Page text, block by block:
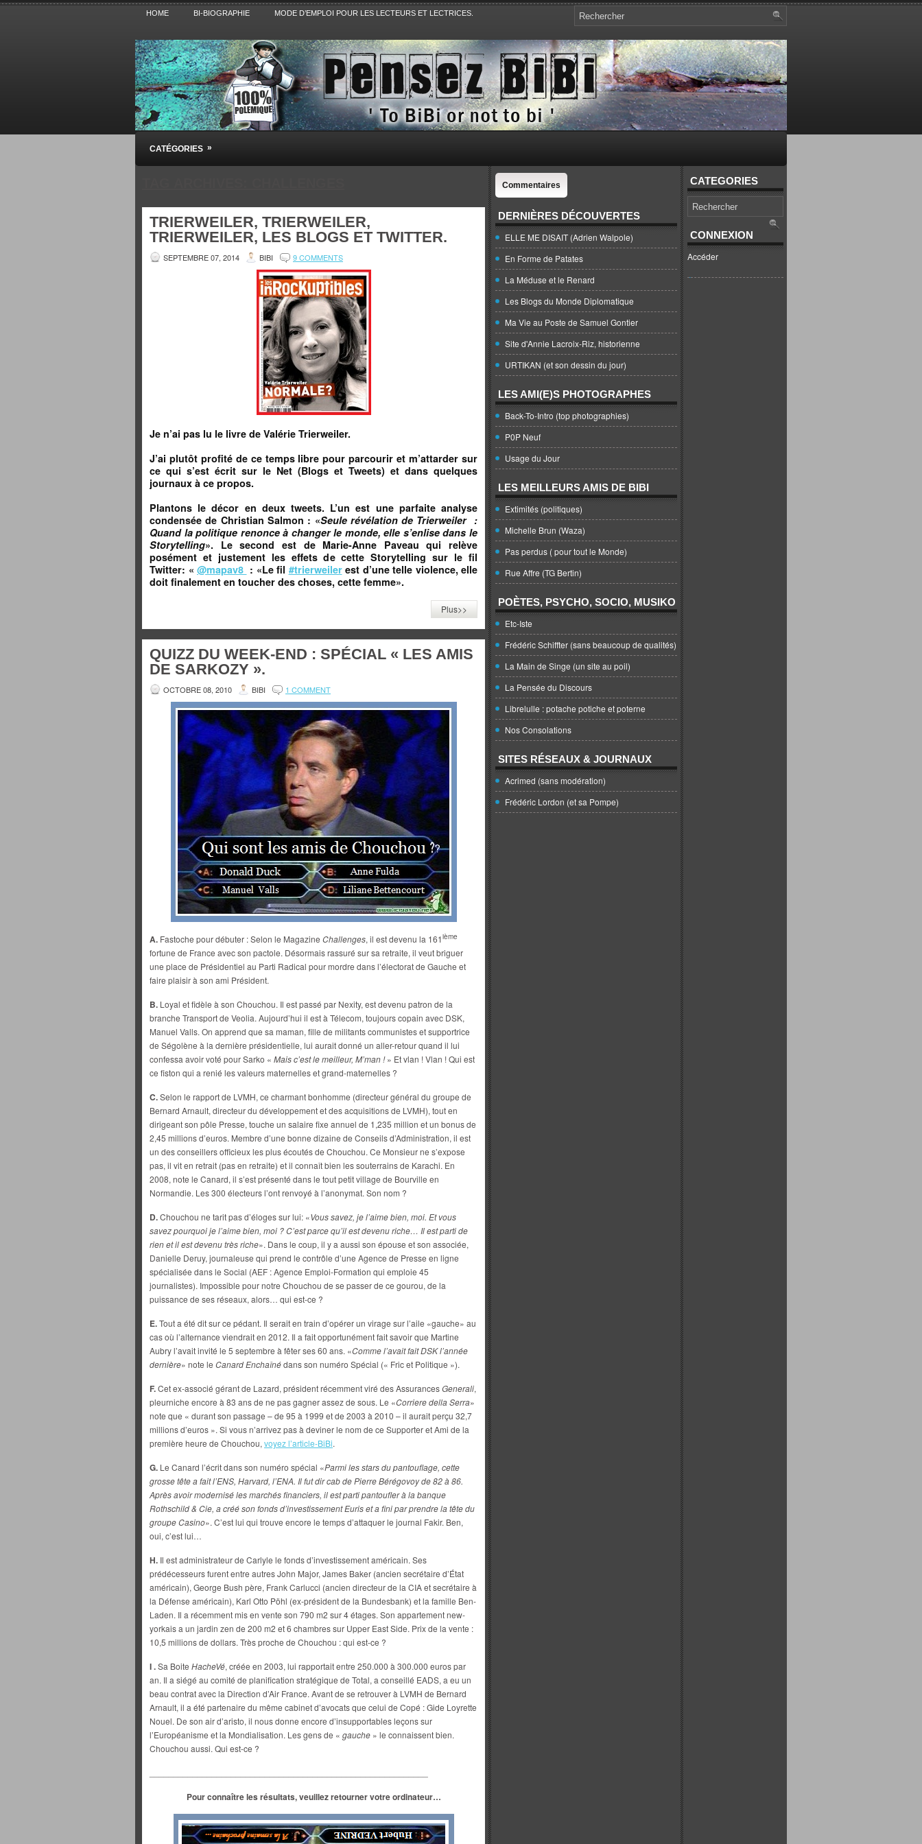
HOME BI-BIOGRAPHIE MODE D’EMPLOI POUR LES LECTEURS ET LECTRICES.
Pensez BiBi
Blog polémique sur l'Actualité, la Culture, la Politique, le Sport,. Avec Revue de presse et de blogs.
CATÉGORIES »
TRIERWEILER, TRIERWEILER,
TRIERWEILER, LES BLOGS ET TWITTER.
SEPTEMBRE 07, 2014 BIBI 9 COMMENTS
Je n’ai pas lu le livre de Valérie Trierweiler.
J’ai plutôt profité de ce temps libre pour parcourir et m’attarder sur
ce qui s’est écrit sur le Net (Blogs et Tweets) et dans quelques
journaux à ce propos.
Plantons le décor en deux tweets. L’un est une parfaite analyse
condensée de Christian Salmon : «Seule révélation de Trierweiler :
Quand la politique renonce à changer le monde, elle s’enlise dans le
Storytelling». Le second est de Marie-Anne Paveau qui relève
posément et justement les effets de cette Storytelling sur le fil
Twitter: « ‏@mapav8 : «Le fil #trierweilerest d’une telle violence, elle
doit finalement en toucher des choses, cette femme».
Plus>>
QUIZZ DU WEEK-END : SPÉCIAL « LES AMIS
DE SARKOZY ».
OCTOBRE 08, 2010 BIBI 1 COMMENT
A. Fastoche pour débuter : Selon le Magazine Challenges, il est devenu la 161ième
fortune de France avec son pactole. Désormais rassuré sur sa retraite, il veut briguer
une place de Présidentiel au Parti Radical pour mordre dans l’électorat de Gauche et
faire plaisir à son ami Président.
B. Loyal et fidèle à son Chouchou. Il est passé par Nexity, est devenu patron de la
branche Transport de Veolia. Aujourd’hui il est à Télecom, toujours copain avec DSK,
Manuel Valls. On apprend que sa maman, fille de militants communistes et supportrice
de Ségolène à la dernière présidentielle, lui aurait donné un aller-retour quand il lui
confessa avoir voté pour Sarko « Mais c’est le meilleur, M’man !» Et vlan ! Vlan ! Qui est
ce fiston qui a renié les valeurs maternelles et grand-maternelles ?
C.Selon le rapport de LVMH, ce charmant bonhomme (directeur général du groupe de
Bernard Arnault, directeur du développement et des acquisitions de LVMH), tout en
dirigeant son pôle Presse, touche un salaire fixe annuel de 1,235 million et un bonus de
2,45 millions d’euros. Membre d’une bonne dizaine de Conseils d’Administration, il est
un des conseillers officieux les plus écoutés de Chouchou. Ce Monsieur ne s’expose
pas, il vit en retrait (pas en retraite) et il connaît bien les souterrains de Karachi. En
2008, note le Canard, il s’est présenté dans le tout petit village de Bourville en
Normandie. Les 300 électeurs l’ont renvoyé à l’anonymat. Son nom ?
D.Chouchou ne tarit pas d’éloges sur lui: «Vous savez, je l’aime bien, moi. Et vous
savez pourquoi je l’aime bien, moi ? C’est parce qu’il est devenu riche… Il est parti de
rien et il est devenu très riche». Dans le coup, il y a aussi son épouse et son associée,
Danielle Deruy, journaleuse qui prend le contrôle d’une Agence de Presse en ligne
spécialisée dans le Social (AEF : Agence Emploi-Formation qui emploie 45
journalistes). Impossible pour notre Chouchou de se passer de ce gourou, de la
puissance de ses réseaux, alors… qui est-ce ?
E.Tout a été dit sur ce pédant. Il serait en train d’opérer un virage sur l’aile «gauche» au
cas où l’alternance viendrait en 2012. Il a fait opportunément fait savoir que Martine
Aubry l’avait invité le 5 septembre à fêter ses 60 ans. «Comme l’avait fait DSK l’année
dernière» note le Canard Enchaînédans son numéro Spécial (« Fric et Politique »).
F.Cet ex-associé gérant de Lazard, président récemment viré des AssurancesGenerali,
pleurniche encore à 83 ans de ne pas gagner assez de sous. Le «Corriere della Serra»
note que « durant son passage – de 95 à 1999 et de 2003 à 2010 – il aurait perçu 32,7
millions d’euros ». Si vous n’arrivez pas à deviner le nom de ce Supporter et Ami de la
première heure de Chouchou, voyez l’article-BiBi.
G. Le Canard l’écrit dans son numéro spécial «Parmi les stars du pantouflage, cette
grosse tête a fait l’ENS, Harvard, l’ENA. Il fut dir cab de Pierre Bérégovoy de 82 à 86.
Après avoir modernisé les marchés financiers, il est parti pantoufler à la banque
Rothschild & Cie, a créé son fonds d’investissement Euris et a fini par prendre la tête du
groupe Casino». C’est lui qui trouve encore le temps d’attaquer le journal Fakir. Ben,
oui, c’est lui…
H. Il est administrateur de Carlyle le fonds d’investissement américain. Ses
prédécesseurs furent entre autres John Major, James Baker (ancien secrétaire d’État
américain), George Bush père, Frank Carlucci (ancien directeur de la CIA et secrétaire à
la Défense américain), Karl Otto Pöhl (ex-président de la Bundesbank) et la famille Ben-
Laden. Il a récemment mis en vente son 790 m2 sur 4 étages. Son appartement new-
yorkais a un jardin zen de 200 m2 et 6 chambres sur Upper East Side. Prix de la vente :
10,5 millions de dollars. Très proche de Chouchou : qui est-ce ?
I .Sa Boite HacheVé, créée en 2003, lui rapportait entre 250.000 à 300.000 euros par
an. Il a siégé au comité de planification stratégique de Total, a conseillé EADS, a eu un
beau contrat avec la Direction d’Air France. Avant de se retrouver à LVMH de Bernard
Arnault, il a été partenaire du même cabinet d’avocats que celui de Copé : Gide Loyrette
Nouel. De son air d’aristo, il nous donne encore d’insupportables leçons sur
l’Européanisme et la Mondialisation. Les gens de « gauche » le connaissent bien.
Chouchou aussi. Qui est-ce ?
Pour connaître les résultats, veuillez retourner votre ordinateur…
Commentaires
DERNIÈRES DÉCOUVERTES
ELLE ME DISAIT (Adrien Walpole)
En Forme de Patates
La Méduse et le Renard
Les Blogs du Monde Diplomatique
Ma Vie au Poste de Samuel Gontier
Site d'Annie Lacroix-Riz, historienne
URTIKAN (et son dessin du jour)
LES AMI(E)S PHOTOGRAPHES
Back-To-Intro (top photographies)
P0P Neuf
Usage du Jour
LES MEILLEURS AMIS DE BIBI
Extimités (politiques)
Michelle Brun (Waza)
Pas perdus ( pour tout le Monde)
Rue Affre (TG Bertin)
POÈTES, PSYCHO, SOCIO, MUSIKO
Etc-Iste
Frédéric Schiffter (sans beaucoup de qualités)
La Main de Singe (un site au poil)
La Pensée du Discours
Librelulle : potache potiche et poterne
Nos Consolations
SITES RÉSEAUX & JOURNAUX
Acrimed (sans modération)
Frédéric Lordon (et sa Pompe)
CATEGORIES
CONNEXION
Accéder